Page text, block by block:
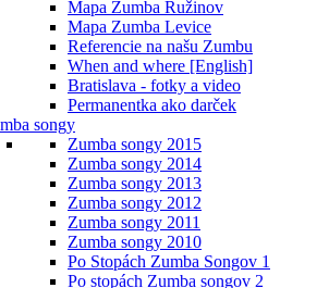
Mapa Zumba Ružinov
Mapa Zumba Levice
Referencie na našu Zumbu
When and where [English]
Bratislava - fotky a video
Permanentka ako darček
songy
Zumba songy 2015
Zumba songy 2014
Zumba songy 2013
Zumba songy 2012
Zumba songy 2011
Zumba songy 2010
Po Stopách Zumba Songov 1
Po stopách Zumba songov 2